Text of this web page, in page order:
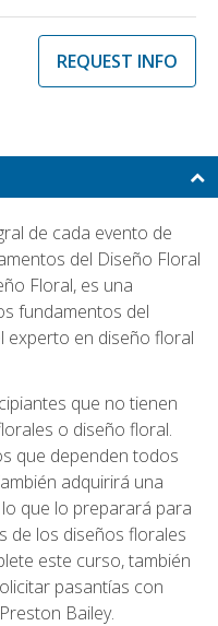
REQUEST INFO
de cada evento de
del Diseño Floral
Floral, es una
fundamentos del
experto en diseño floral
que no tienen
o diseño floral.
que dependen todos
adquirirá una
que lo preparará para
de los diseños florales
este curso, también
pasantías con
Bailey.